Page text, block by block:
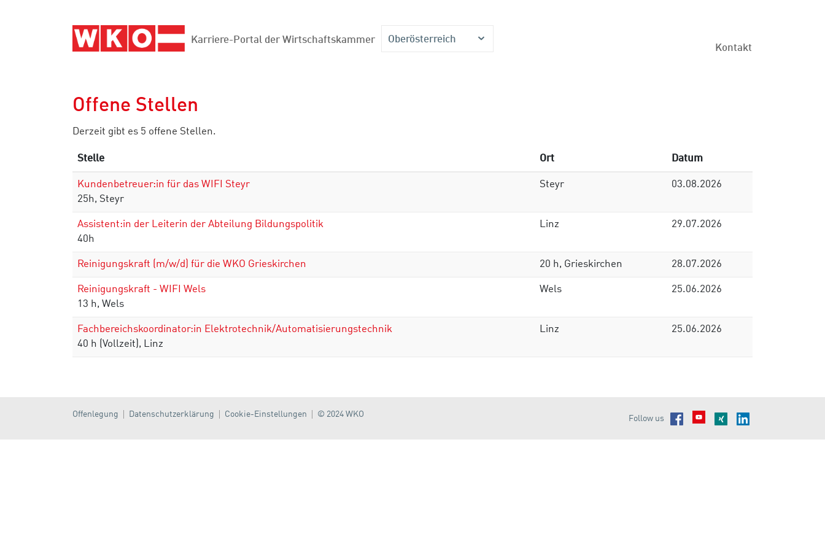
Karriere-Portal der Wirtschaftskammer
Oberösterreich
Kontakt
Offene Stellen
Derzeit gibt es 5 offene Stellen.
Stelle Ort Datum
Kundenbetreuer:in für das WIFI Steyr
25h, Steyr
Steyr 03.08.2026
Assistent:in der Leiterin der Abteilung Bildungspolitik
40h
Linz 29.07.2026
Reinigungskraft (m/w/d) für die WKO Grieskirchen 20 h, Grieskirchen 28.07.2026
Reinigungskraft - WIFI Wels
13 h, Wels
Wels 25.06.2026
Fachbereichskoordinator:in Elektrotechnik/Automatisierungstechnik
40 h (Vollzeit), Linz
Linz 25.06.2026
Offenlegung Datenschutzerklärung Cookie-Einstellungen © 2024 WKO Follow us Facebook
XingLinkedin